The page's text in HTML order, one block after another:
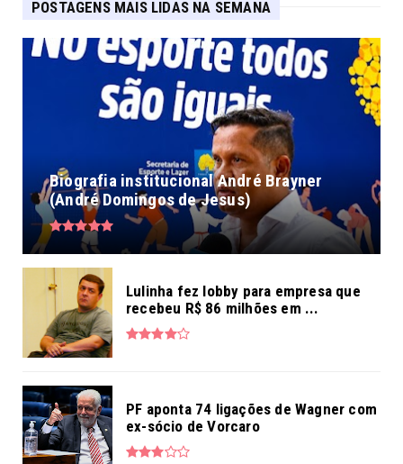
PESQUISE AQUI...